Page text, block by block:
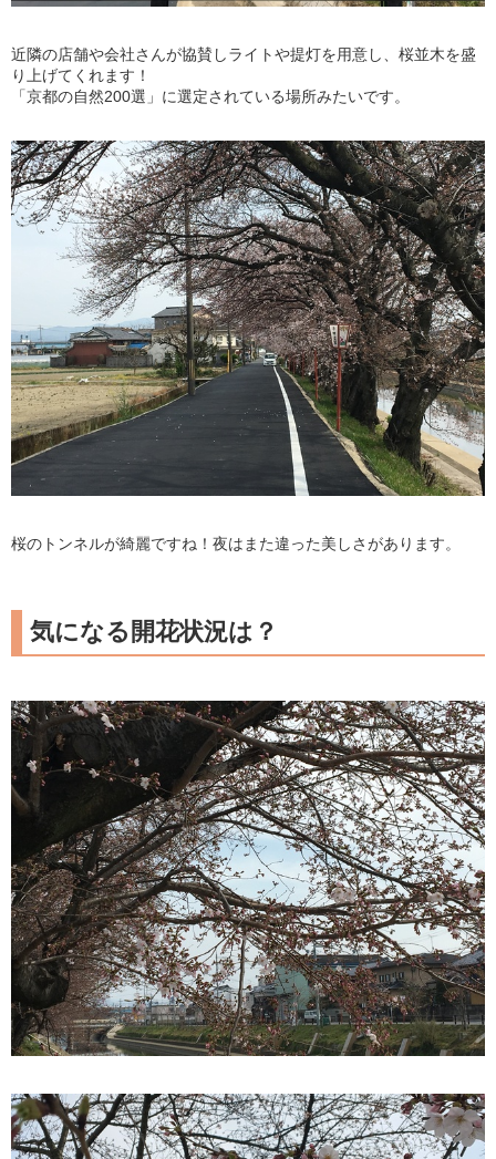
近隣の店舗や会社さんが協賛しライトや提灯を用意し、桜並木を盛
り上げてくれます！
「京都の自然200選」に選定されている場所みたいです。
桜のトンネルが綺麗ですね！夜はまた違った美しさがあります。
気になる開花状況は？